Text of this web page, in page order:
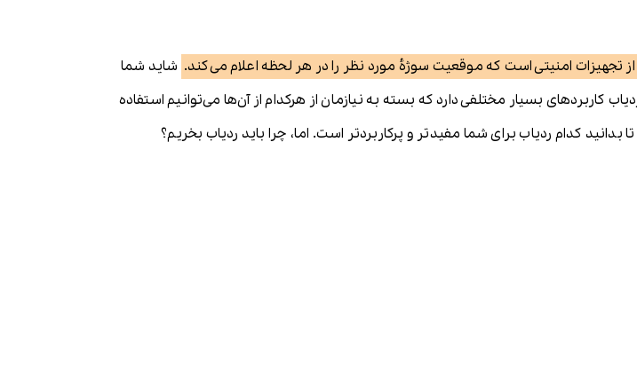
تجهیزات امنیتی است که موقعیت سوژۀ مورد نظر را در هر لحظه اعلام می‌کند. شاید شما
کاربردهای بسیار مختلفی دارد که بسته به نیازمان از هرکدام از آن‌ها می‌توانیم استفاده
کدام ردیاب برای شما مفیدتر و پرکاربردتر است. اما، چرا باید ردیاب بخریم؟